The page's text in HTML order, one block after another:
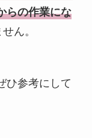
らの作業にな
ん。
ひ参考にして